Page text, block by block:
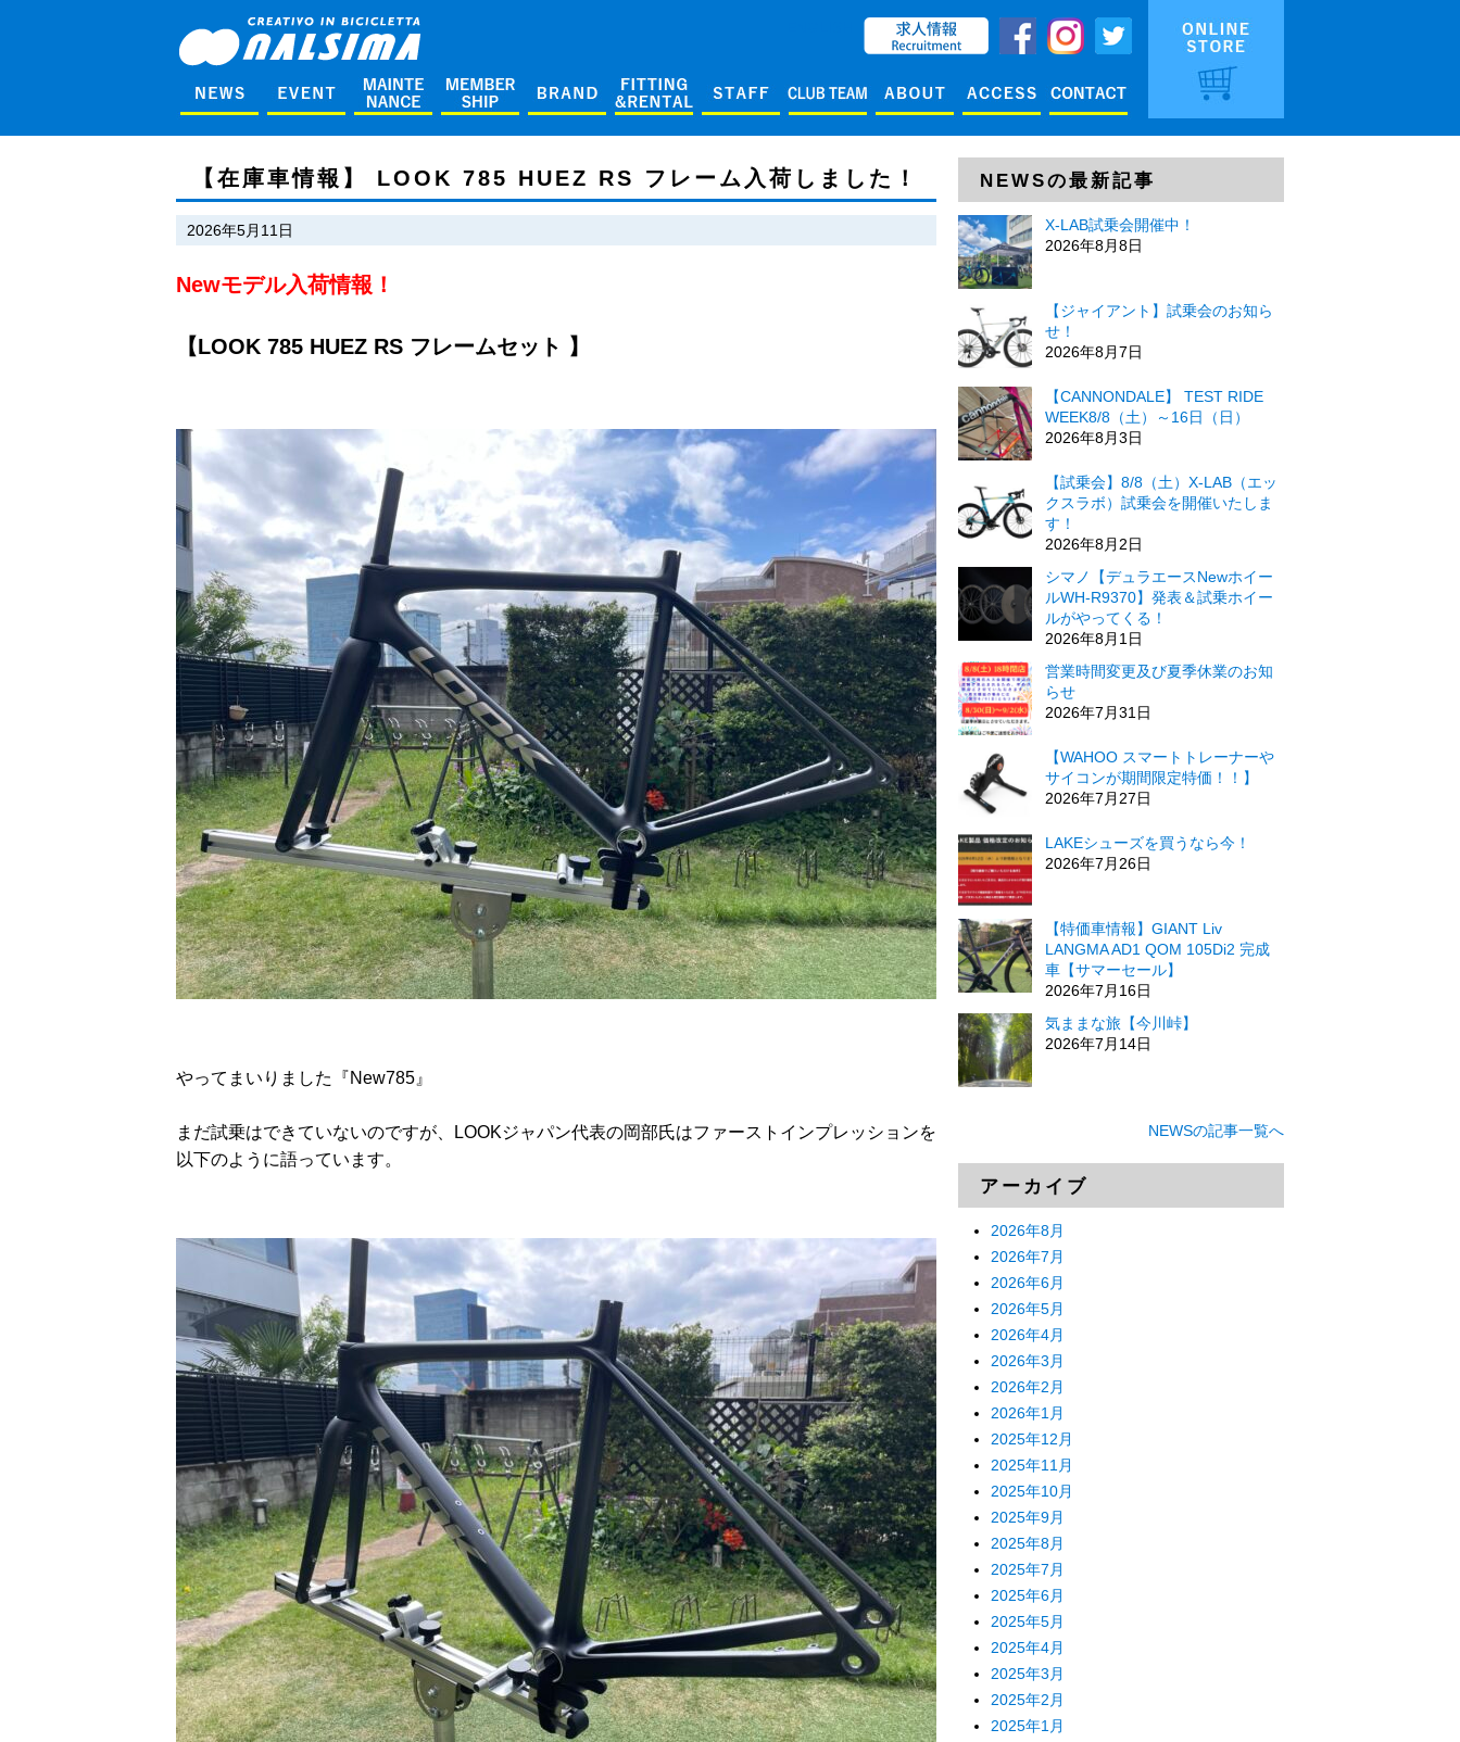
【在庫車情報】 LOOK 785 HUEZ RS フレーム入荷しました！
2026年5月11日
Newモデル入荷情報！
【LOOK 785 HUEZ RS フレームセット 】
やってまいりました『New785』
まだ試乗はできていないのですが、LOOKジャパン代表の岡部氏はファーストインプレッションを
以下のように語っています。
NEWSの最新記事
X-LAB試乗会開催中！
2026年8月8日
【ジャイアント】試乗会のお知ら
せ！
2026年8月7日
【CANNONDALE】 TEST RIDE
WEEK8/8（土）～16日（日）
2026年8月3日
【試乗会】8/8（土）X-LAB（エッ
クスラボ）試乗会を開催いたしま
す！
2026年8月2日
シマノ【デュラエースNewホイー
ルWH-R9370】発表＆試乗ホイー
ルがやってくる！
2026年8月1日
営業時間変更及び夏季休業のお知
らせ
2026年7月31日
【WAHOO スマートトレーナーや
サイコンが期間限定特価！！】
2026年7月27日
LAKEシューズを買うなら今！
2026年7月26日
【特価車情報】GIANT Liv
LANGMA AD1 QOM 105Di2 完成
車【サマーセール】
2026年7月16日
気ままな旅【今川峠】
2026年7月14日
NEWSの記事一覧へ
アーカイブ
2026年8月
2026年7月
2026年6月
2026年5月
2026年4月
2026年3月
2026年2月
2026年1月
2025年12月
2025年11月
2025年10月
2025年9月
2025年8月
2025年7月
2025年6月
2025年5月
2025年4月
2025年3月
2025年2月
2025年1月